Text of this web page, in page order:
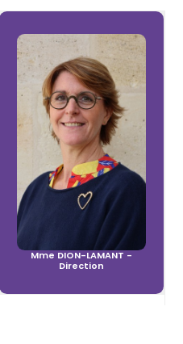
Mme DION-LAMANT -
Direction